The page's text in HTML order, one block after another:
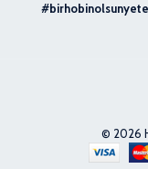
© 2026